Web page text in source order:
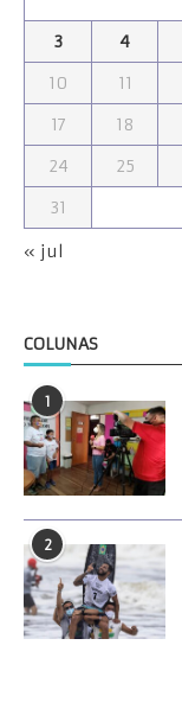
3
4
10
11
17
18
24
25
31
« jul
COLUNAS
1
2